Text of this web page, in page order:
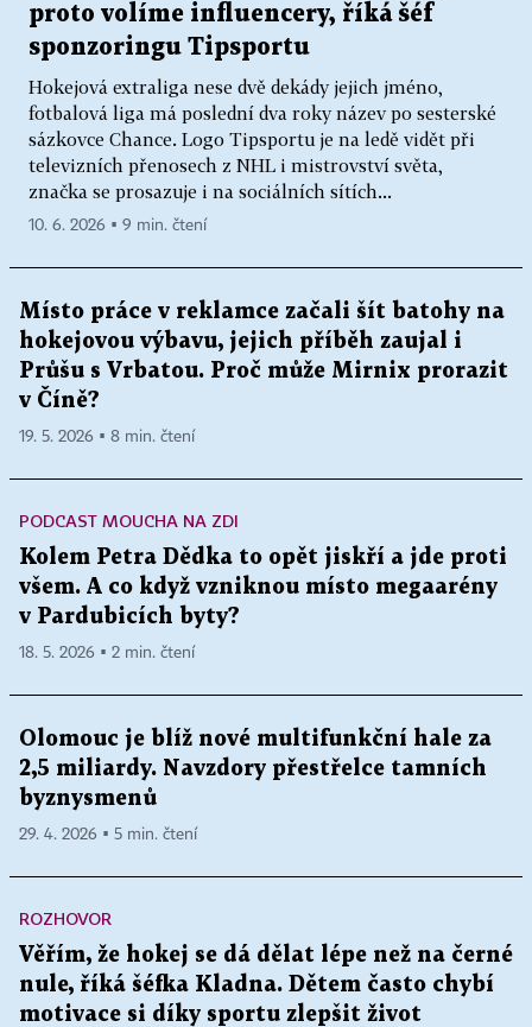
proto volíme influencery, říká šéf
sponzoringu Tipsportu
Hokejová extraliga nese dvě dekády jejich jméno,
fotbalová liga má poslední dva roky název po sesterské
sázkovce Chance. Logo Tipsportu je na ledě vidět při
televizních přenosech z NHL i mistrovství světa,
značka se prosazuje i na sociálních sítích...
10. 6. 2026 ▪ 9 min. čtení
Místo práce v reklamce začali šít batohy na
hokejovou výbavu, jejich příběh zaujal i
Průšu s Vrbatou. Proč může Mirnix prorazit
v Číně?
19. 5. 2026 ▪ 8 min. čtení
PODCAST MOUCHA NA ZDI
Kolem Petra Dědka to opět jiskří a jde proti
všem. A co když vzniknou místo megaarény
v Pardubicích byty?
18. 5. 2026 ▪ 2 min. čtení
Olomouc je blíž nové multifunkční hale za
2,5 miliardy. Navzdory přestřelce tamních
byznysmenů
29. 4. 2026 ▪ 5 min. čtení
ROZHOVOR
Věřím, že hokej se dá dělat lépe než na černé
nule, říká šéfka Kladna. Dětem často chybí
motivace si díky sportu zlepšit život